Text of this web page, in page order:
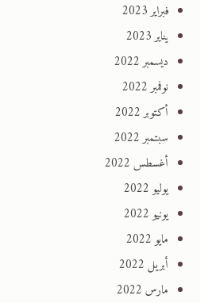
فبراير 2023
يناير 2023
ديسمبر 2022
نوفمبر 2022
أكتوبر 2022
سبتمبر 2022
أغسطس 2022
يوليو 2022
يونيو 2022
مايو 2022
أبريل 2022
مارس 2022